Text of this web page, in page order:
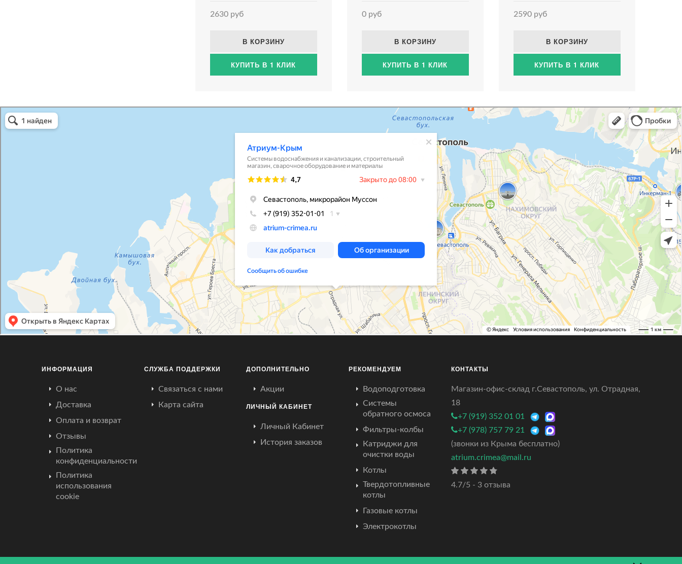
2630 руб
В КОРЗИНУ
КУПИТЬ В 1 КЛИК
ГОЛ
0 руб
В КОРЗИНУ
КУПИТЬ В 1 КЛИК
2590 руб
В КОРЗИНУ
КУПИТЬ В 1 КЛИК
Атриум-Крым
Системы водоснабжения, отопления, канализации в Севастополе
Снабжение строительных объектов в Севастополе
ИНФОРМАЦИЯ
О нас
Доставка
Оплата и возврат
Отзывы
Политика
конфиденциальности
Политика
использования
cookie
СЛУЖБА ПОДДЕРЖКИ
Связаться с нами
Карта сайта
ДОПОЛНИТЕЛЬНО
Акции
ЛИЧНЫЙ КАБИНЕТ
Личный Кабинет
История заказов
РЕКОМЕНДУЕМ
Водоподготовка
Системы
обратного осмоса
Фильтры-колбы
Катриджи для
очистки воды
Котлы
Твердотопливные
котлы
Газовые котлы
Электрокотлы
КОНТАКТЫ
Магазин-офис-склад г.Севастополь, ул. Отрадная,
18
+7 (919) 352 01 01
+7 (978) 757 79 21
(звонки из Крыма бесплатно)
atrium.crimea@mail.ru
4.7/5 - 3 отзыва